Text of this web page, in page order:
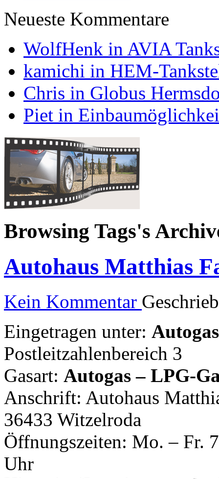
Neueste Kommentare
WolfHenk in AVIA
kamichi in HEM-
Chris in Globus
Piet in
Browsing Tags's
Autohaus Matthias
Kein Kommentar
Eingetragen unter:
Postleitzahlenbereich 3
Gasart: Autogas – LPG-
Anschrift: Autohaus
36433 Witzelroda
Öffnungszeiten: Mo. – Fr.
Uhr